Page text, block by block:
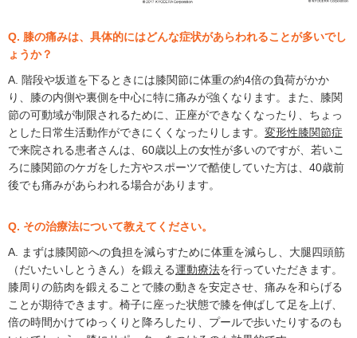
Q. 膝の痛みは、具体的にはどんな症状があらわれることが多いでし
ょうか？
A. 階段や坂道を下るときには膝関節に体重の約4倍の負荷がかか
り、膝の内側や裏側を中心に特に痛みが強くなります。また、膝関
節の可動域が制限されるために、正座ができなくなったり、ちょっ
とした日常生活動作ができにくくなったりします。 変形性膝関節症
で来院される患者さんは、60歳以上の女性が多いのですが、若いこ
ろに膝関節のケガをした方やスポーツで酷使していた方は、40歳前
後でも痛みがあらわれる場合があります。
Q. その治療法について教えてください。
A. まずは膝関節への負担を減らすために体重を減らし、大腿四頭筋
（だいたいしとうきん）を鍛える運動療法を行っていただきます。
膝周りの筋肉を鍛えることで膝の動きを安定させ、痛みを和らげる
ことが期待できます。椅子に座った状態で膝を伸ばして足を上げ、
倍の時間かけてゆっくりと降ろしたり、プールで歩いたりするのも